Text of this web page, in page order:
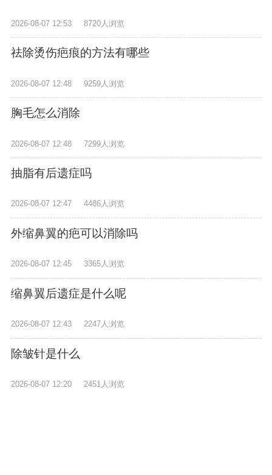
2026-08-07 12:53 8720人浏览
祛除烫伤疤痕的方法有哪些
2026-08-07 12:48 9259人浏览
胸毛怎么消除
2026-08-07 12:48 7299人浏览
抽脂有后遗症吗
2026-08-07 12:47 4486人浏览
外缩鼻翼的疤可以消除吗
2026-08-07 12:45 3365人浏览
缩鼻翼后遗症是什么呢
2026-08-07 12:43 2247人浏览
除皱针是什么
2026-08-07 12:20 2451人浏览